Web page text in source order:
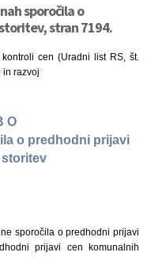
sporočila o
stran 7194.
cen (Uradni list RS, št.
in razvoj
O
o predhodni prijavi
sporočila o predhodni prijavi
prijavi cen komunalnih